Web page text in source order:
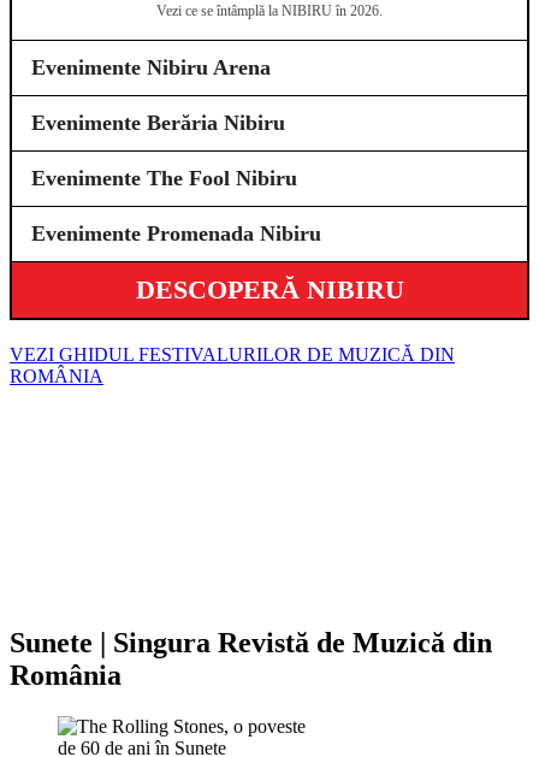
Vezi ce se întâmplă la NIBIRU în 2026.
Evenimente Nibiru Arena
Evenimente Berăria Nibiru
Evenimente The Fool Nibiru
Evenimente Promenada Nibiru
DESCOPERĂ NIBIRU
VEZI GHIDUL FESTIVALURILOR DE MUZICĂ DIN
ROMÂNIA
Sunete | Singura Revistă de Muzică din
România